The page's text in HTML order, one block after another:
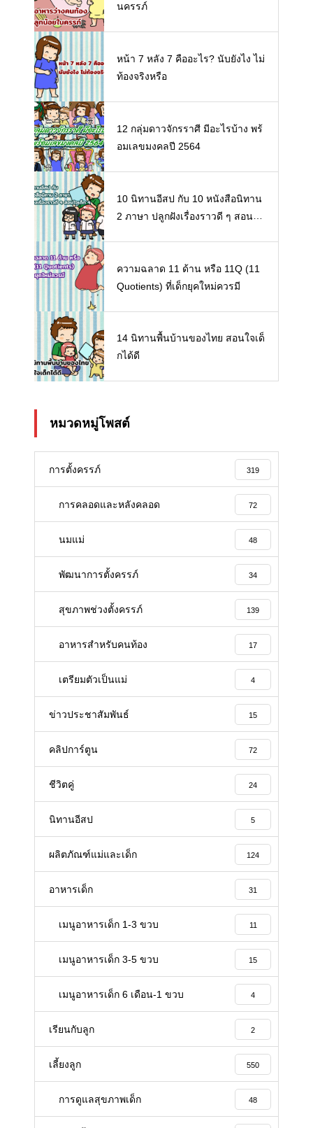
นครรภ์
หน้า 7 หลัง 7 คืออะไร? นับยังไง ไม่
ท้องจริงหรือ
12 กลุ่มดาวจักรราศี มีอะไรบ้าง พร้
อมเลขมงคลปี 2564
10 นิทานอีสป กับ 10 หนังสือนิทาน
2 ภาษา ปลูกฝังเรื่องราวดี ๆ สอนใจ
ความฉลาด 11 ด้าน หรือ 11Q (11
Quotients) ที่เด็กยุคใหม่ควรมี
14 นิทานพื้นบ้านของไทย สอนใจเด็
กได้ดี
หมวดหมู่โพสต์
การตั้งครรภ์ 319
การคลอดและหลังคลอด 72
นมแม่ 48
พัฒนาการตั้งครรภ์ 34
สุขภาพช่วงตั้งครรภ์ 139
อาหารสําหรับคนท้อง 17
เตรียมตัวเป็นแม่ 4
ข่าวประชาสัมพันธ์ 15
คลิปการ์ตูน 72
ชีวิตคู่ 24
นิทานอีสป 5
ผลิตภัณฑ์แม่และเด็ก 124
อาหารเด็ก 31
เมนูอาหารเด็ก 1-3 ขวบ 11
เมนูอาหารเด็ก 3-5 ขวบ 15
เมนูอาหารเด็ก 6 เดือน-1 ขวบ 4
เรียนกับลูก 2
เลี้ยงลูก 550
การดูแลสุขภาพเด็ก 48